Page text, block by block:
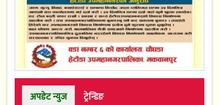
अपडेट न्युज ट्रेन्डिङ